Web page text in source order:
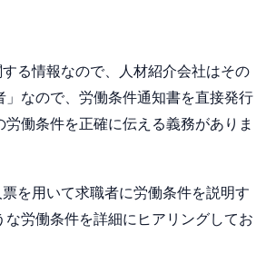
る情報なので、人材紹介会社はその
なので、労働条件通知書を直接発行
働条件を正確に伝える義務がありま
を用いて求職者に労働条件を説明す
労働条件を詳細にヒアリングしてお